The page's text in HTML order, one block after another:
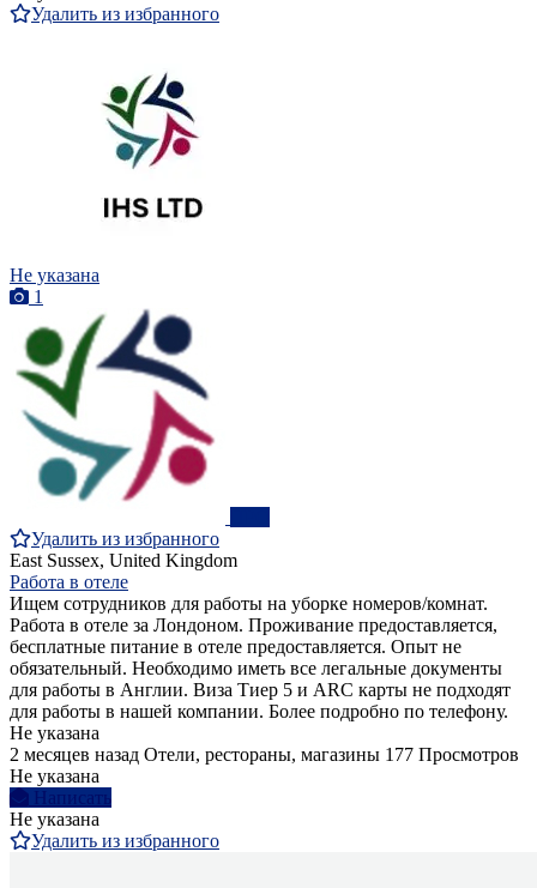
Удалить из избранного
Не указана
1
Удалить из избранного
East Sussex, United Kingdom
Работа в отеле
Ищем сотрудников для работы на уборке номеров/комнат.
Работа в отеле за Лондоном. Проживание предоставляется,
бесплатные питание в отеле предоставляется. Опыт не
обязательный. Необходимо иметь все легальные документы
для работы в Англии. Виза Тиер 5 и ARC карты не подходят
для работы в нашей компании. Более подробно по телефону.
Не указана
2 месяцев назад Отели, рестораны, магазины 177 Просмотров
Не указана
Написать
Не указана
Удалить из избранного